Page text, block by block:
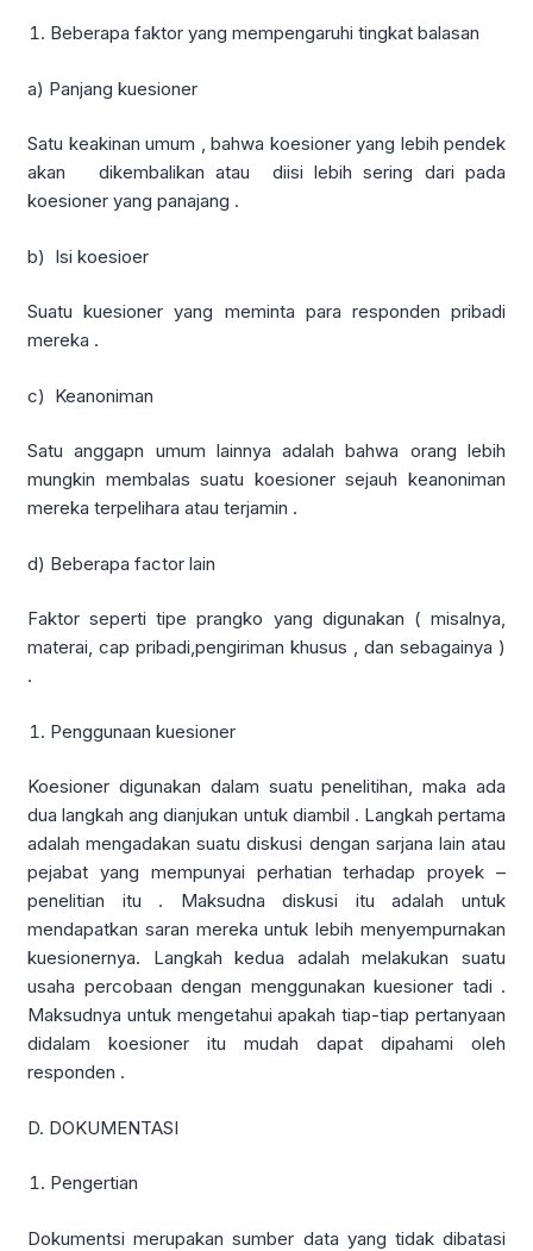
Beberapa faktor yang mempengaruhi tingkat balasan
a) Panjang kuesioner
Satu keakinan umum , bahwa koesioner yang lebih pendek
akan dikembalikan atau diisi lebih sering dari pada
koesioner yang panajang .
b) Isi koesioer
Suatu kuesioner yang meminta para responden pribadi
mereka .
c) Keanoniman
Satu anggapn umum lainnya adalah bahwa orang lebih
mungkin membalas suatu koesioner sejauh keanoniman
mereka terpelihara atau terjamin .
d) Beberapa factor lain
Faktor seperti tipe prangko yang digunakan ( misalnya,
materai, cap pribadi,pengiriman khusus , dan sebagainya )
.
Penggunaan kuesioner
Koesioner digunakan dalam suatu penelitihan, maka ada
dua langkah ang dianjukan untuk diambil . Langkah pertama
adalah mengadakan suatu diskusi dengan sarjana lain atau
pejabat yang mempunyai perhatian terhadap proyek –
penelitian itu . Maksudna diskusi itu adalah untuk
mendapatkan saran mereka untuk lebih menyempurnakan
kuesionernya. Langkah kedua adalah melakukan suatu
usaha percobaan dengan menggunakan kuesioner tadi .
Maksudnya untuk mengetahui apakah tiap-tiap pertanyaan
didalam koesioner itu mudah dapat dipahami oleh
responden .
D. DOKUMENTASI
Pengertian
Dokumentsi merupakan sumber data yang tidak dibatasi